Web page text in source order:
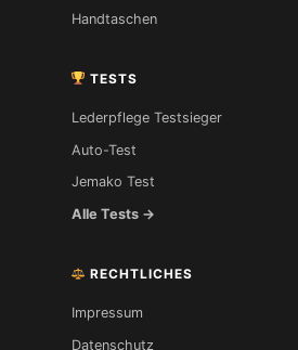
Handtaschen
TESTS
Lederpflege Testsieger
Auto-Test
Jemako Test
Alle Tests →
RECHTLICHES
Impressum
Datenschutz